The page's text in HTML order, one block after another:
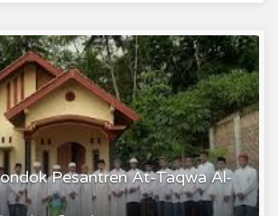
Pesantren At-Taqwa Al-